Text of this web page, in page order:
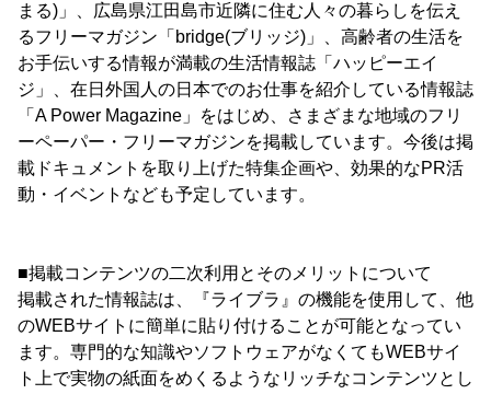
まる)」、広島県江田島市近隣に住む人々の暮らしを伝え
るフリーマガジン「bridge(ブリッジ)」、高齢者の生活を
お手伝いする情報が満載の生活情報誌「ハッピーエイ
ジ」、在日外国人の日本でのお仕事を紹介している情報誌
「A Power Magazine」をはじめ、さまざまな地域のフリ
ーペーパー・フリーマガジンを掲載しています。今後は掲
載ドキュメントを取り上げた特集企画や、効果的なPR活
動・イベントなども予定しています。
■掲載コンテンツの二次利用とそのメリットについて
掲載された情報誌は、『ライブラ』の機能を使用して、他
のWEBサイトに簡単に貼り付けることが可能となってい
ます。専門的な知識やソフトウェアがなくてもWEBサイ
ト上で実物の紙面をめくるようなリッチなコンテンツとし